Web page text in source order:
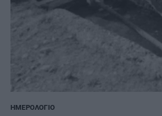
POSTED
ΗΜΕΡΟΛΌΓΙΟ